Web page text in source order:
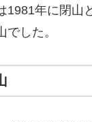
1981年に閉山
でした。